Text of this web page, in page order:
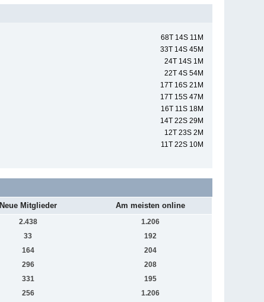
68T 14S 11M
33T 14S 45M
24T 14S 1M
22T 4S 54M
17T 16S 21M
17T 15S 47M
16T 11S 18M
14T 22S 29M
12T 23S 2M
11T 22S 10M
Neue Mitglieder Am meisten online
2.438
1.206
33
192
164
204
296
208
331
195
256
1.206